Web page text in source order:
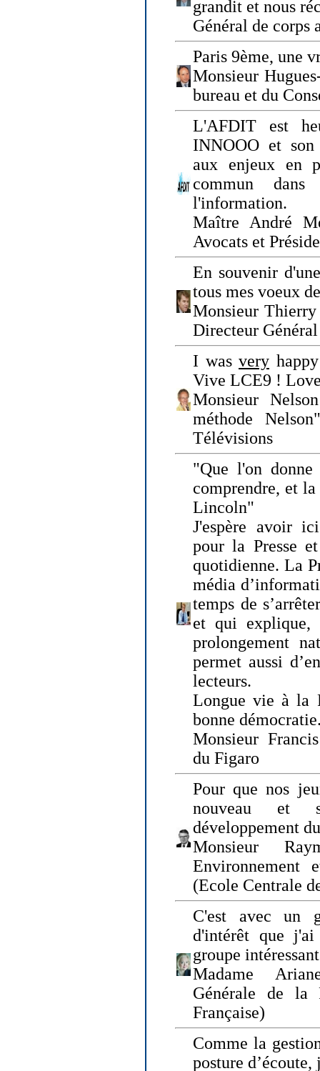
grandit et nous
Général de corps
Paris 9ème, une
Monsieur
bureau et du
L'AFDIT est
INNOOO et
aux enjeux en
commun
l'information.
Maître André
Avocats et
En souvenir
tous mes voeux
Monsieur
Directeur
I was very
Vive LCE9 !
Monsieur
méthode
Télévisions
"Que l'on
comprendre, et
Lincoln"
J'espère avoir
pour la Presse
quotidienne. La
média
temps de
et qui explique,
prolongement
permet aussi
lecteurs.
Longue vie à la
bonne
Monsieur
du Figaro
Pour que nos
nouveau et
développement
Monsieur
Environnement
(Ecole Centrale
C'est avec un
d'intérêt que
groupe
Madame
Générale de la
Française)
Comme la
posture